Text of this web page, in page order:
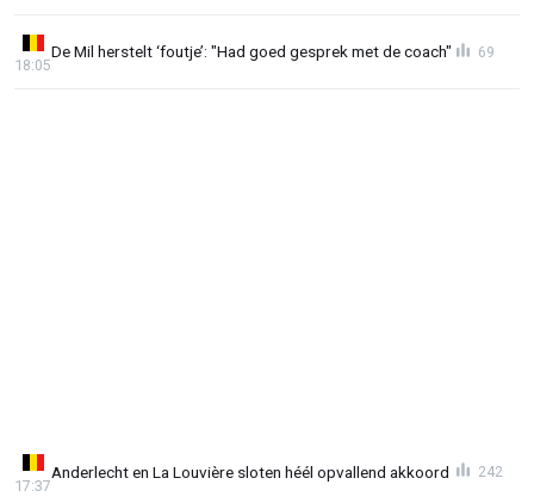
De Mil herstelt ‘foutje’: "Had goed gesprek met de coach"
18:05
69
Anderlecht en La Louvière sloten héél opvallend akkoord
17:37
242